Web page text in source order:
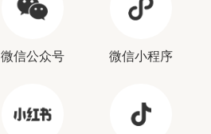
微信公众号 微信小程序